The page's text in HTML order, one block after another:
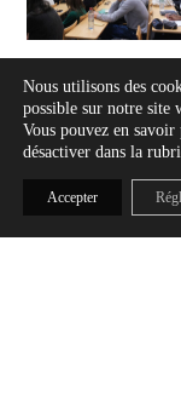
Nous utilisons des
possible sur notre site
Vous pouvez en
désactiver dans la
Accepter